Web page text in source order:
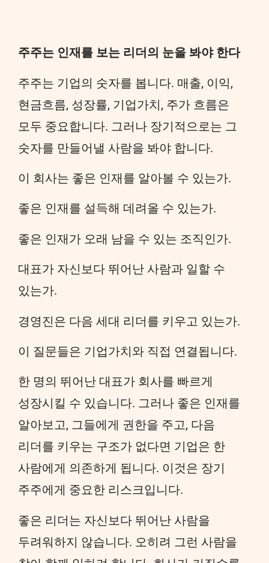
주주는 인재를 보는 리더의 눈을 봐야 한다
주주는 기업의 숫자를 봅니다. 매출, 이익,
현금흐름, 성장률, 기업가치, 주가 흐름은
모두 중요합니다. 그러나 장기적으로는 그
숫자를 만들어낼 사람을 봐야 합니다.
이 회사는 좋은 인재를 알아볼 수 있는가.
좋은 인재를 설득해 데려올 수 있는가.
좋은 인재가 오래 남을 수 있는 조직인가.
대표가 자신보다 뛰어난 사람과 일할 수
있는가.
경영진은 다음 세대 리더를 키우고 있는가.
이 질문들은 기업가치와 직접 연결됩니다.
한 명의 뛰어난 대표가 회사를 빠르게
성장시킬 수 있습니다. 그러나 좋은 인재를
알아보고, 그들에게 권한을 주고, 다음
리더를 키우는 구조가 없다면 기업은 한
사람에게 의존하게 됩니다. 이것은 장기
주주에게 중요한 리스크입니다.
좋은 리더는 자신보다 뛰어난 사람을
두려워하지 않습니다. 오히려 그런 사람을